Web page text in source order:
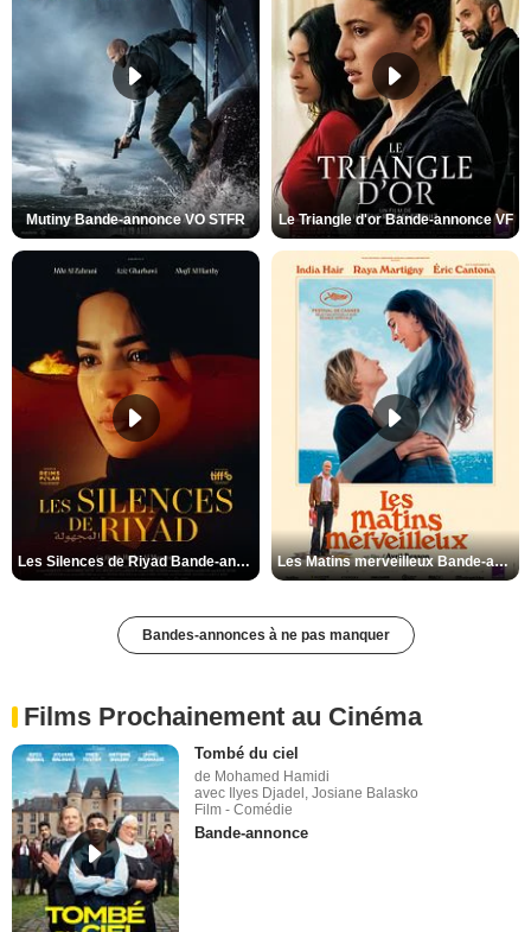
Mutiny Bande-annonce VO STFR Le Triangle d'or Bande-annonce VF
Les Silences de Riyad Bande-annonce VO STFR Les Matins merveilleux Bande-annonce VF
Bandes-annonces à ne pas manquer
Films Prochainement au Cinéma
Tombé du ciel
de Mohamed Hamidi
avec Ilyes Djadel, Josiane Balasko
Film - Comédie
Bande-annonce